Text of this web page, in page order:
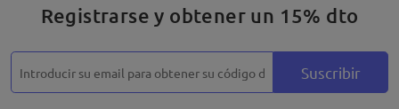
Registrarse y obtener un 15% dto
Suscribir